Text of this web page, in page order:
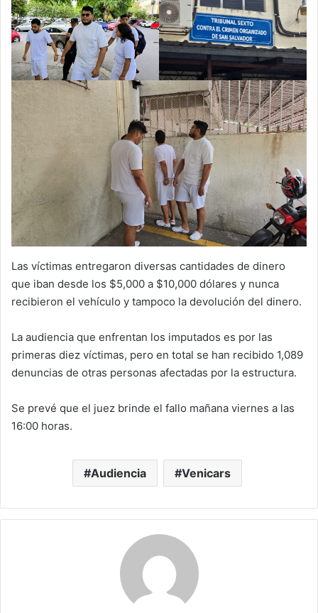
Las víctimas entregaron diversas cantidades de dinero
que iban desde los $5,000 a $10,000 dólares y nunca
recibieron el vehículo y tampoco la devolución del dinero.
La audiencia que enfrentan los imputados es por las
primeras diez víctimas, pero en total se han recibido 1,089
denuncias de otras personas afectadas por la estructura.
Se prevé que el juez brinde el fallo mañana viernes a las
16:00 horas.
Audiencia Venicars